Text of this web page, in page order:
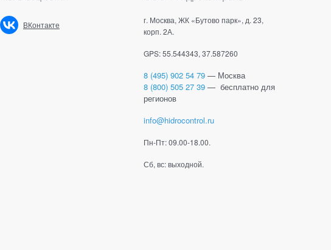
ВКонтакте
г. Москва, ЖК «Бутово парк», д. 23,
корп. 2А.
GPS: 55.544343, 37.587260
8 (495) 902 54 79 — Москва
8 (800) 505 27 39 — бесплатно для
регионов
info@hidrocontrol.ru
Пн-Пт: 09.00-18.00.
Сб, вс: выходной.